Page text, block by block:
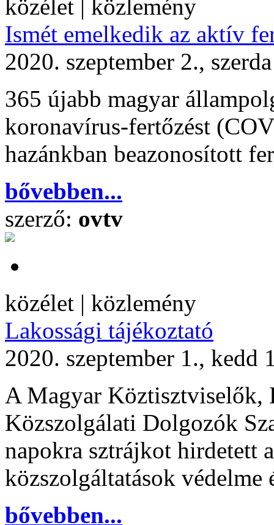
közélet | közlemény
Ismét emelkedik az aktív
2020. szeptember 2.,
365 újabb magyar
koronavírus-fertőzést
hazánkban beazonosított
bővebben...
szerző: ovtv
közélet | közlemény
Lakossági tájékoztató
2020. szeptember 1., kedd
A Magyar Köztisztviselők,
Közszolgálati Dolgozók
napokra sztrájkot hirdetett
közszolgáltatások védelme
bővebben...